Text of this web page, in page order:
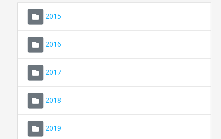
2015
2016
2017
2018
2019